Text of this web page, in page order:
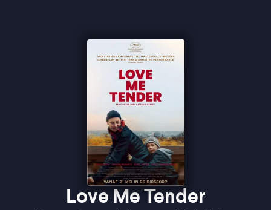
Love Me Tender